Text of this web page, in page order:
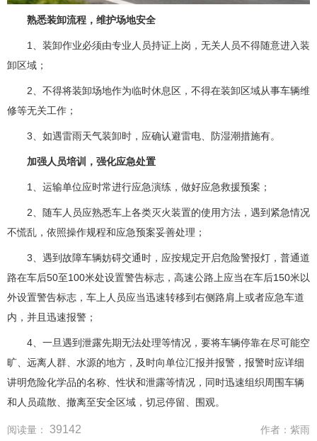
熟悉装卸流程，维护场地安全
1、装卸作业必须由专业人员持证上岗，无关人员不得随意进入装
卸区域；
2、不得将装卸场地作为临时休息区，不得在装卸区域从事车辆维
修等无关工作；
3、如遇雷雨天气装卸时，应确认避雷电、防湿潮措施有。
加强人员培训，强化应急处置
1、运输单位应时常进行应急演练，做好应急救援预案；
2、随车人员应熟悉车上各类灭火装置的使用方法，遇到紧急情况
不慌乱，依照操作规程和应急预案妥善处理；
3、遇到故障车辆妨碍交通时，应按规定开启危险警报灯，普通道
路在车后50至100米处设置警告标志，高速公路上应当在车后150米以
外设置警告标志，车上人员应当迅速转移到右侧路肩上或者应急车道
内，并且迅速报警；
4、一旦遇到泄露先期无法处理等情况，要将车辆停靠在尽可能空
旷、远离人群、水源的地方，及时向单位汇报并报警，报警时应详细
讲明危险化学品的名称、性状和泄露等情况，同时迅速组织周围车辆
和人员疏散、撤离至安全区域，切忌停留、围观。
阅读量： 39142 作者： 紫雨